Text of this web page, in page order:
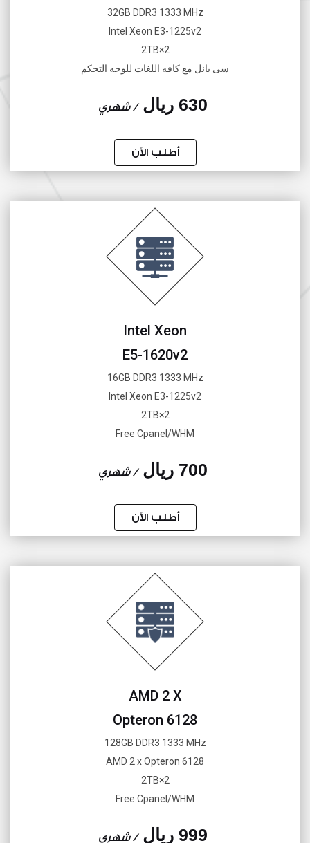
32GB DDR3 1333 MHz
Intel Xeon E3-1225v2
2×2TB
سى بانل مع كافه اللغات للوحه التحكم
630 ريال / شهري
أطلب الأن
Intel Xeon
E5-1620v2
16GB DDR3 1333 MHz
Intel Xeon E3-1225v2
2×2TB
Free Cpanel/WHM
700 ريال / شهري
أطلب الأن
AMD 2 X
Opteron 6128
128GB DDR3 1333 MHz
AMD 2 x Opteron 6128
2×2TB
Free Cpanel/WHM
999 ريال / شهري